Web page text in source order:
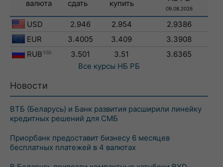
валюта сдать купить
09.08.2026
USD 2.946 2.954
2.9386
EUR
3.4005 3.409
3.3908
RUB 100 3.501 3.51
3.6365
Все курсы НБ РБ
Новости
ВТБ (Беларусь) и Банк развития расширили линейку
кредитных решений для СМБ
Приорбанк предоставит бизнесу 6 месяцев
бесплатных платежей в 4 валютах